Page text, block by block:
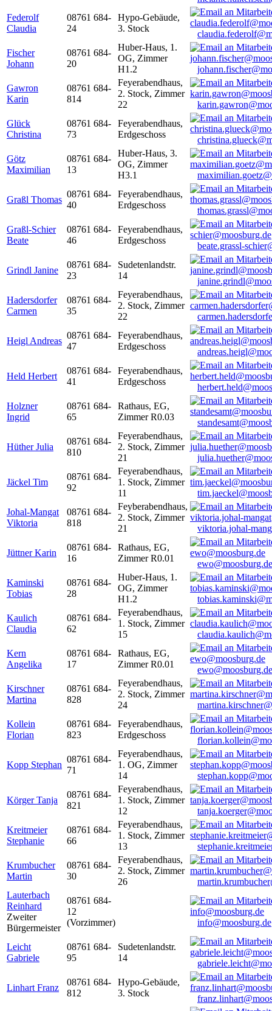
Federolf
Claudia
08761 684-
24
Hypo-Gebäude,
3. Stock
Fischer
Johann
08761 684-
20
Huber-Haus, 1.
OG, Zimmer
H1.2
Gawron
Karin
08761 684-
814
Feyerabendhaus,
2. Stock, Zimmer
22
Glück
Christina
08761 684-
73
Feyerabendhaus,
Erdgeschoss
Götz
Maximilian
08761 684-
13
Huber-Haus, 3.
OG, Zimmer
H3.1
Graßl Thomas
08761 684-
40
Feyerabendhaus,
Erdgeschoss
Graßl-Schier
Beate
08761 684-
46
Feyerabendhaus,
Erdgeschoss
beate.grassl-
Grindl Janine
08761 684-
23
Sudetenlandstr.
14
Hadersdorfer
Carmen
08761 684-
35
Feyerabendhaus,
2. Stock, Zimmer
22
Heigl Andreas
08761 684-
47
Feyerabendhaus,
Erdgeschoss
Held Herbert
08761 684-
41
Feyerabendhaus,
Erdgeschoss
Holzner
Ingrid
08761 684-
65
Rathaus, EG,
Zimmer R0.03
Hüther Julia
08761 684-
810
Feyerabendhaus,
2. Stock, Zimmer
21
Jäckel Tim
08761 684-
92
Feyerabendhaus,
1. Stock, Zimmer
11
Johal-Mangat
Viktoria
08761 684-
818
Feyberabendhaus,
2. Stock, Zimmer
21
viktoria.johal-
Jüttner Karin
08761 684-
16
Rathaus, EG,
Zimmer R0.01
ewo@moosburg.de
Kaminski
Tobias
08761 684-
28
Huber-Haus, 1.
OG, Zimmer
H1.2
Kaulich
Claudia
08761 684-
62
Feyerabendhaus,
1. Stock, Zimmer
15
Kern
Angelika
08761 684-
17
Rathaus, EG,
Zimmer R0.01
ewo@moosburg.de
Kirschner
Martina
08761 684-
828
Feyerabendhaus,
2. Stock, Zimmer
24
Kollein
Florian
08761 684-
823
Feyerabendhaus,
Erdgeschoss
Kopp Stephan
08761 684-
71
Feyerabendhaus,
1. OG, Zimmer
14
Körger Tanja
08761 684-
821
Feyerabendhaus,
1. Stock, Zimmer
12
Kreitmeier
Stephanie
08761 684-
66
Feyerabendhaus,
1. Stock, Zimmer
13
Krumbucher
Martin
08761 684-
30
Feyerabendhaus,
2. Stock, Zimmer
26
Lauterbach
Reinhard
Zweiter
Bürgermeister
08761 684-
12
(Vorzimmer)
info@moosburg.de
Leicht
Gabriele
08761 684-
95
Sudetenlandstr.
14
Linhart Franz
08761 684-
812
Hypo-Gebäude,
3. Stock